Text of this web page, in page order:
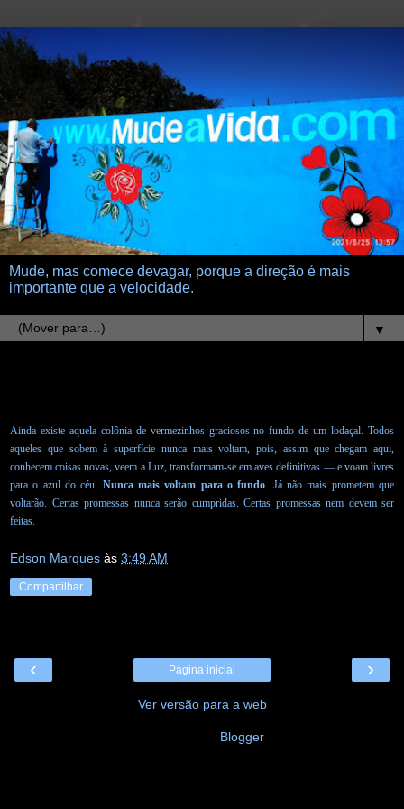
Mude, mas comece devagar, porque a direção é mais
importante que a velocidade.
▼
Ainda existe aquela colônia de vermezinhos graciosos no fundo de um lodaçal. Todos
aqueles que sobem à superfície nunca mais voltam, pois, assim que chegam aqui,
conhecem coisas novas, veem a Luz, transformam-se em aves definitivas — e voam livres
para o azul do céu. Nunca mais voltam para o fundo. Já não mais prometem que
voltarão. Certas promessas nunca serão cumpridas. Certas promessas nem devem ser
feitas.
Edson Marques às 3:49 AM
Compartilhar
‹ ›
Página inicial
Ver versão para a web
Blogger.